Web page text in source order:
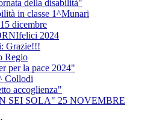
della disabilità"
in classe 1^Munari
dicembre
2024
Grazie!!!
Regio
per la pace 2024"
Collodi
accoglienza"
SEI SOLA" 25 NOVEMBRE